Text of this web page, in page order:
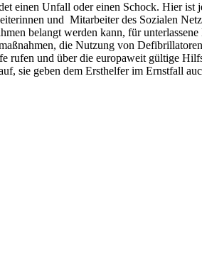
einen Unfall oder einen Schock. Hier
und Mitarbeiter des Sozialen
belangt werden kann, für
die Nutzung von
rufen und über die europaweit gültige
sie geben dem Ersthelfer im Ernstfall